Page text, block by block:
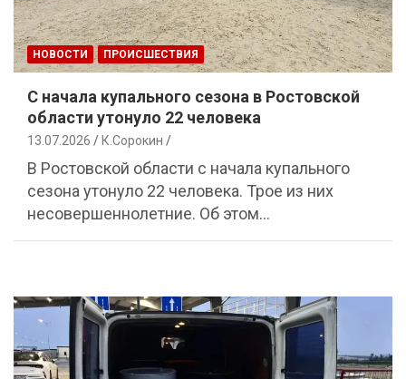
НОВОСТИ ПРОИСШЕСТВИЯ
С начала купального сезона в Ростовской
области утонуло 22 человека
13.07.2026 К.Сорокин
В Ростовской области с начала купального
сезона утонуло 22 человека. Трое из них
несовершеннолетние. Об этом…